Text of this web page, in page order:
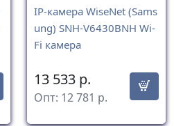
IP-камера WiseNet (Sams
ung) SNH-V6430BNH Wi-
Fi камера
13 533 р.
Опт: 12 781 р.